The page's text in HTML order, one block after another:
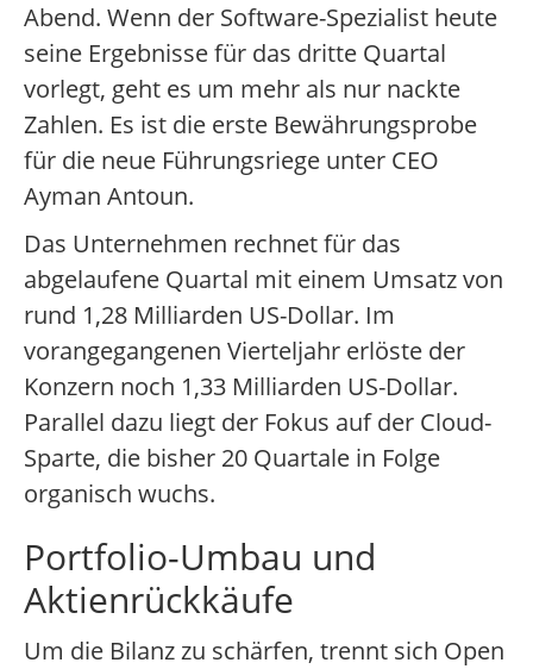
Abend. Wenn der Software-Spezialist heute
seine Ergebnisse für das dritte Quartal
vorlegt, geht es um mehr als nur nackte
Zahlen. Es ist die erste Bewährungsprobe
für die neue Führungsriege unter CEO
Ayman Antoun.
Das Unternehmen rechnet für das
abgelaufene Quartal mit einem Umsatz von
rund 1,28 Milliarden US-Dollar. Im
vorangegangenen Vierteljahr erlöste der
Konzern noch 1,33 Milliarden US-Dollar.
Parallel dazu liegt der Fokus auf der Cloud-
Sparte, die bisher 20 Quartale in Folge
organisch wuchs.
Portfolio-Umbau und
Aktienrückkäufe
Um die Bilanz zu schärfen, trennt sich Open